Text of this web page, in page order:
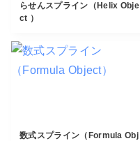
らせんスプライン（Helix Obje
ct ）
数式スプライン（Formula Obj